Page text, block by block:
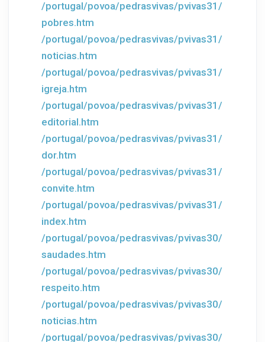
/portugal/povoa/pedrasvivas/pvivas31/
pobres.htm
/portugal/povoa/pedrasvivas/pvivas31/
noticias.htm
/portugal/povoa/pedrasvivas/pvivas31/
igreja.htm
/portugal/povoa/pedrasvivas/pvivas31/
editorial.htm
/portugal/povoa/pedrasvivas/pvivas31/
dor.htm
/portugal/povoa/pedrasvivas/pvivas31/
convite.htm
/portugal/povoa/pedrasvivas/pvivas31/
index.htm
/portugal/povoa/pedrasvivas/pvivas30/
saudades.htm
/portugal/povoa/pedrasvivas/pvivas30/
respeito.htm
/portugal/povoa/pedrasvivas/pvivas30/
noticias.htm
/portugal/povoa/pedrasvivas/pvivas30/